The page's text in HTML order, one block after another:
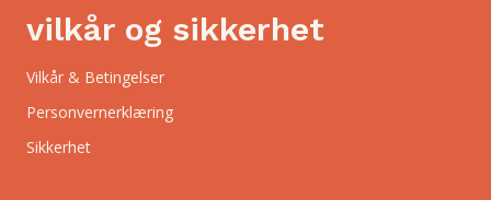
vilkår og sikkerhet
Vilkår & Betingelser
Personvernerklæring
Sikkerhet